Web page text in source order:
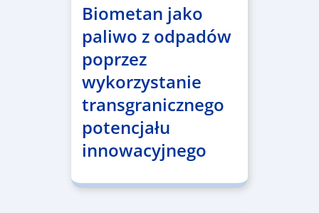
Biometan jako
paliwo z odpadów
poprzez
wykorzystanie
transgranicznego
potencjału
innowacyjnego